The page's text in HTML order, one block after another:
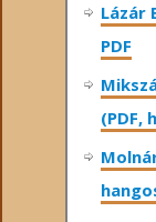
Lázár
PDF
(PDF,